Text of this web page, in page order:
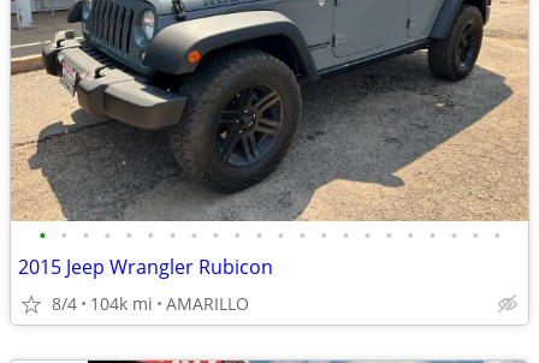
• • • • • • • • • • • • • • • • • • • • • •
2015 Jeep Wrangler Rubicon
8/4 104k mi AMARILLO